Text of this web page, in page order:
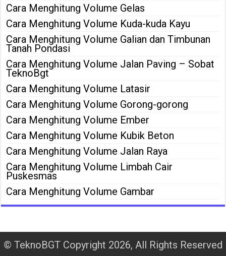
Cara Menghitung Volume Gelas
Cara Menghitung Volume Kuda-kuda Kayu
Cara Menghitung Volume Galian dan Timbunan
Tanah Pondasi
Cara Menghitung Volume Jalan Paving – Sobat
TeknoBgt
Cara Menghitung Volume Latasir
Cara Menghitung Volume Gorong-gorong
Cara Menghitung Volume Ember
Cara Menghitung Volume Kubik Beton
Cara Menghitung Volume Jalan Raya
Cara Menghitung Volume Limbah Cair
Puskesmas
Cara Menghitung Volume Gambar
© TeknoBGT Copyright 2026, All Rights Reserved